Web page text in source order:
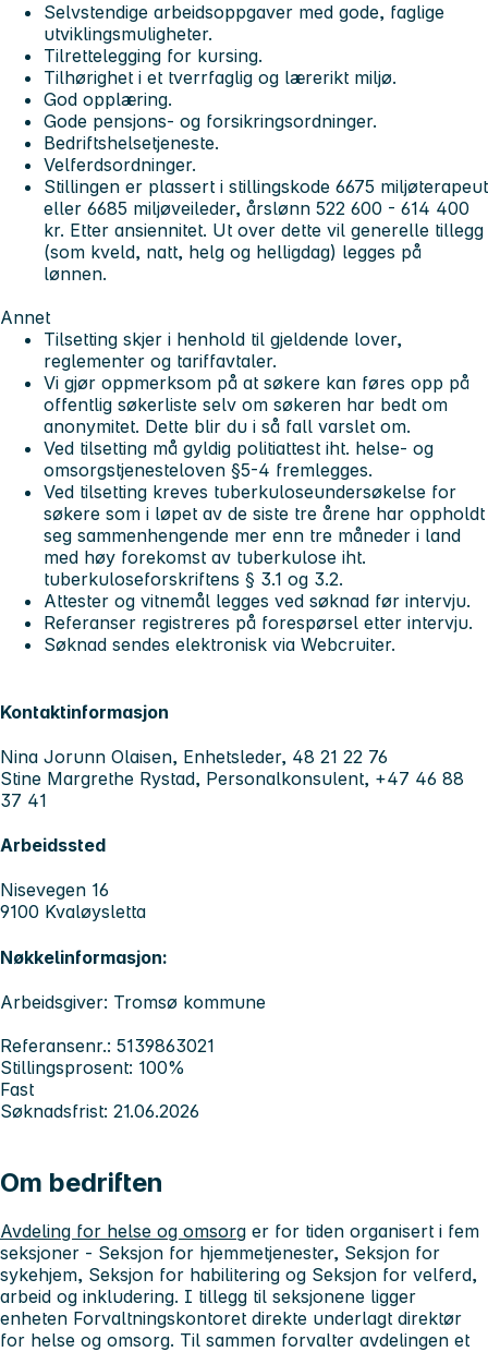
Selvstendige arbeidsoppgaver med gode, faglige
utviklingsmuligheter.
Tilrettelegging for kursing.
Tilhørighet i et tverrfaglig og lærerikt miljø.
God opplæring.
Gode pensjons- og forsikringsordninger.
Bedriftshelsetjeneste.
Velferdsordninger.
Stillingen er plassert i stillingskode 6675 miljøterapeut
eller 6685 miljøveileder, årslønn 522 600 - 614 400
kr. Etter ansiennitet. Ut over dette vil generelle tillegg
(som kveld, natt, helg og helligdag) legges på
lønnen.
Annet
Tilsetting skjer i henhold til gjeldende lover,
reglementer og tariffavtaler.
Vi gjør oppmerksom på at søkere kan føres opp på
offentlig søkerliste selv om søkeren har bedt om
anonymitet. Dette blir du i så fall varslet om.
Ved tilsetting må gyldig politiattest iht. helse- og
omsorgstjenesteloven §5-4 fremlegges.
Ved tilsetting kreves tuberkuloseundersøkelse for
søkere som i løpet av de siste tre årene har oppholdt
seg sammenhengende mer enn tre måneder i land
med høy forekomst av tuberkulose iht.
tuberkuloseforskriftens § 3.1 og 3.2.
Attester og vitnemål legges ved søknad før intervju.
Referanser registreres på forespørsel etter intervju.
Søknad sendes elektronisk via Webcruiter.
Kontaktinformasjon
Nina Jorunn Olaisen, Enhetsleder, 48 21 22 76
Stine Margrethe Rystad, Personalkonsulent, +47 46 88
37 41
Arbeidssted
Nisevegen 16
9100 Kvaløysletta
Nøkkelinformasjon:
Arbeidsgiver: Tromsø kommune
Referansenr.: 5139863021
Stillingsprosent: 100%
Fast
Søknadsfrist: 21.06.2026
Om bedriften
Avdeling for helse og omsorg er for tiden organisert i fem
seksjoner - Seksjon for hjemmetjenester, Seksjon for
sykehjem, Seksjon for habilitering og Seksjon for velferd,
arbeid og inkludering. I tillegg til seksjonene ligger
enheten Forvaltningskontoret direkte underlagt direktør
for helse og omsorg. Til sammen forvalter avdelingen et